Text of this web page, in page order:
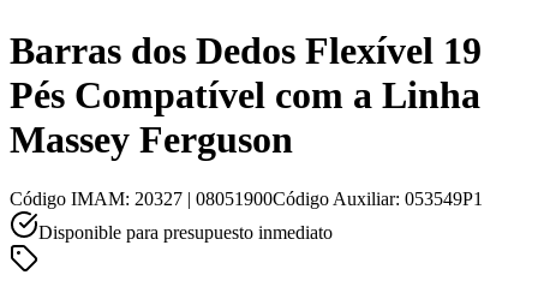
Barras dos Dedos Flexível 19
Pés Compatível com a Linha
Massey Ferguson
Código IMAM: 20327 | 08051900Código Auxiliar: 053549P1
Disponible para presupuesto inmediato